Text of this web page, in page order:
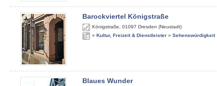
Barockviertel Königstraße
Königstraße 01097 Dresden (Neustadt)
» Kultur, Freizeit & Dienstleister » Sehenswürdigkeit
Blaues Wunder